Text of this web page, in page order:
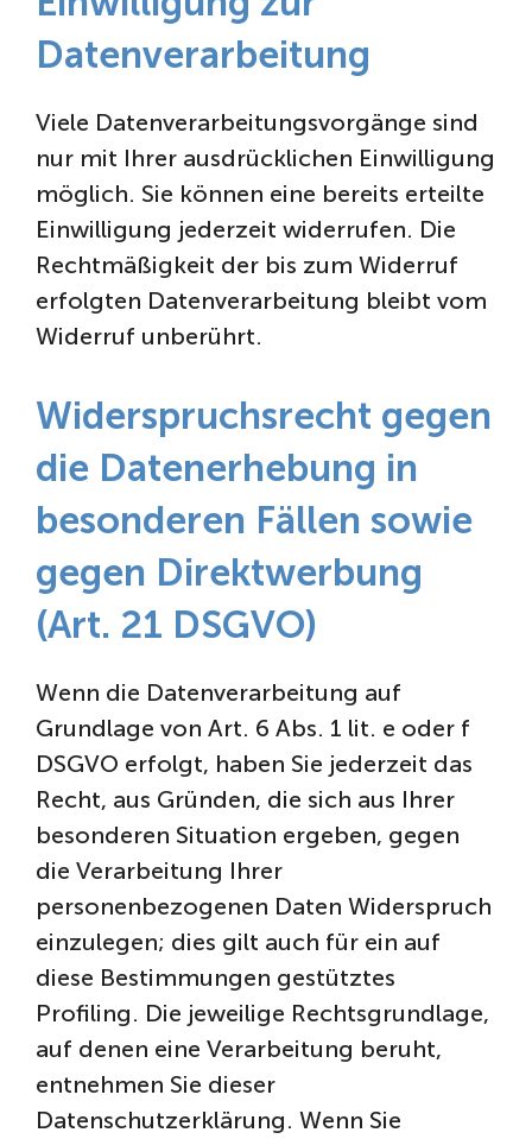
Datenverarbeitung
Viele Datenverarbeitungsvorgänge sind
nur mit Ihrer ausdrücklichen Einwilligung
möglich. Sie können eine bereits erteilte
Einwilligung jederzeit widerrufen. Die
Rechtmäßigkeit der bis zum Widerruf
erfolgten Datenverarbeitung bleibt vom
Widerruf unberührt.
Widerspruchsrecht gegen
die Datenerhebung in
besonderen Fällen sowie
gegen Direktwerbung
(Art. 21 DSGVO)
Wenn die Datenverarbeitung auf
Grundlage von Art. 6 Abs. 1 lit. e oder f
DSGVO erfolgt, haben Sie jederzeit das
Recht, aus Gründen, die sich aus Ihrer
besonderen Situation ergeben, gegen
die Verarbeitung Ihrer
personenbezogenen Daten Widerspruch
einzulegen; dies gilt auch für ein auf
diese Bestimmungen gestütztes
Profiling. Die jeweilige Rechtsgrundlage,
auf denen eine Verarbeitung beruht,
entnehmen Sie dieser
Datenschutzerklärung. Wenn Sie